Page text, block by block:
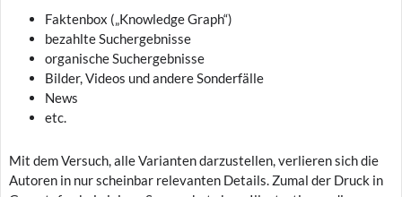
Faktenbox („Knowledge Graph“)
bezahlte Suchergebnisse
organische Suchergebnisse
Bilder, Videos und andere Sonderfälle
News
etc.
Mit dem Versuch, alle Varianten darzustellen, verlieren sich die
Autoren in nur scheinbar relevanten Details. Zumal der Druck in